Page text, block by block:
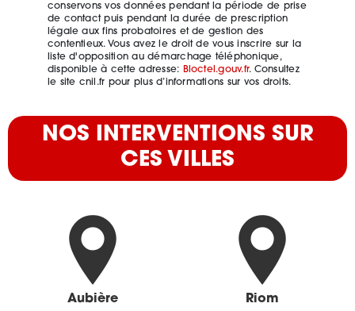
conservons vos données pendant la période de prise
de contact puis pendant la durée de prescription
légale aux fins probatoires et de gestion des
contentieux. Vous avez le droit de vous inscrire sur la
liste d'opposition au démarchage téléphonique,
disponible à cette adresse: Bloctel.gouv.fr. Consultez
le site cnil.fr pour plus d’informations sur vos droits.
NOS INTERVENTIONS SUR
CES VILLES
Aubière Riom